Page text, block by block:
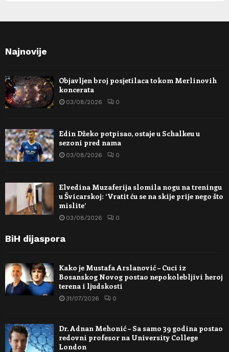
Najnovije
Objavljen broj posjetilaca tokom Merlinovih
koncerata
03/08/2026 0
Edin Džeko potpisao, ostaje u Schalkeu u
sezoni pred nama
03/08/2026 0
Elvedina Muzaferija slomila nogu na treningu
u Švicarskoj: ‘Vratit ću se na skije prije nego što
mislite’
03/08/2026 0
BiH dijaspora
Kako je Mustafa Arslanović – Cuci iz
Bosanskog Novog postao nepokolebljivi heroj
terena i ljudskosti
31/07/2026 0
Dr. Adnan Mehonić – Sa samo 39 godina postao
redovni profesor na University College
London